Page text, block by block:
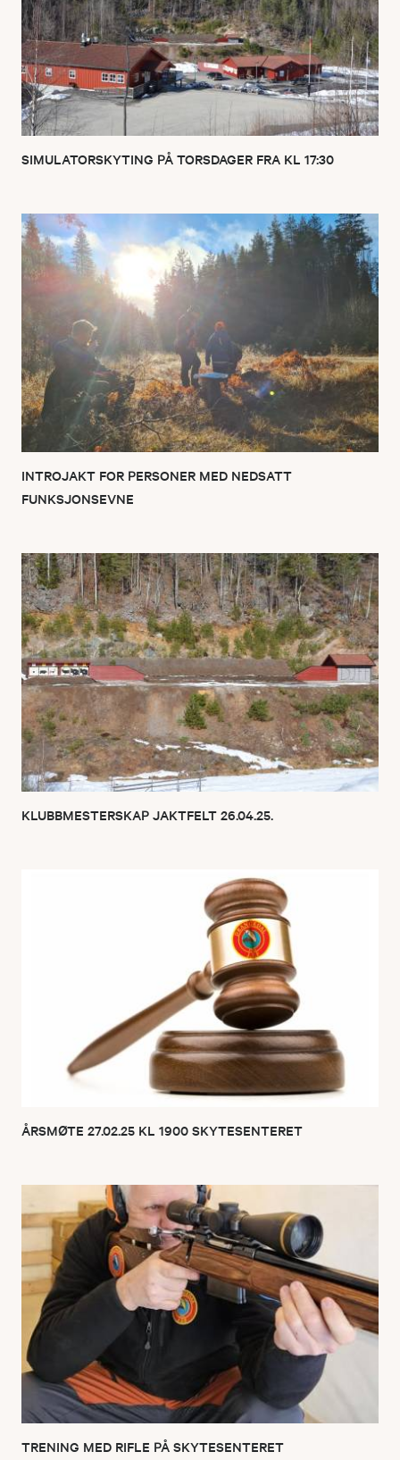
SIMULATORSKYTING PÅ TORSDAGER FRA KL 17:30
INTROJAKT FOR PERSONER MED NEDSATT
FUNKSJONSEVNE
KLUBBMESTERSKAP JAKTFELT 26.04.25.
ÅRSMØTE 27.02.25 KL 1900 SKYTESENTERET
TRENING MED RIFLE PÅ SKYTESENTERET